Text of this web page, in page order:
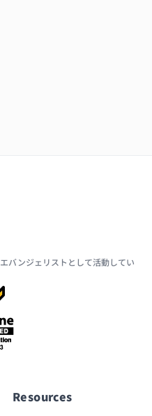
バンジェリストとして活動してい
Resources